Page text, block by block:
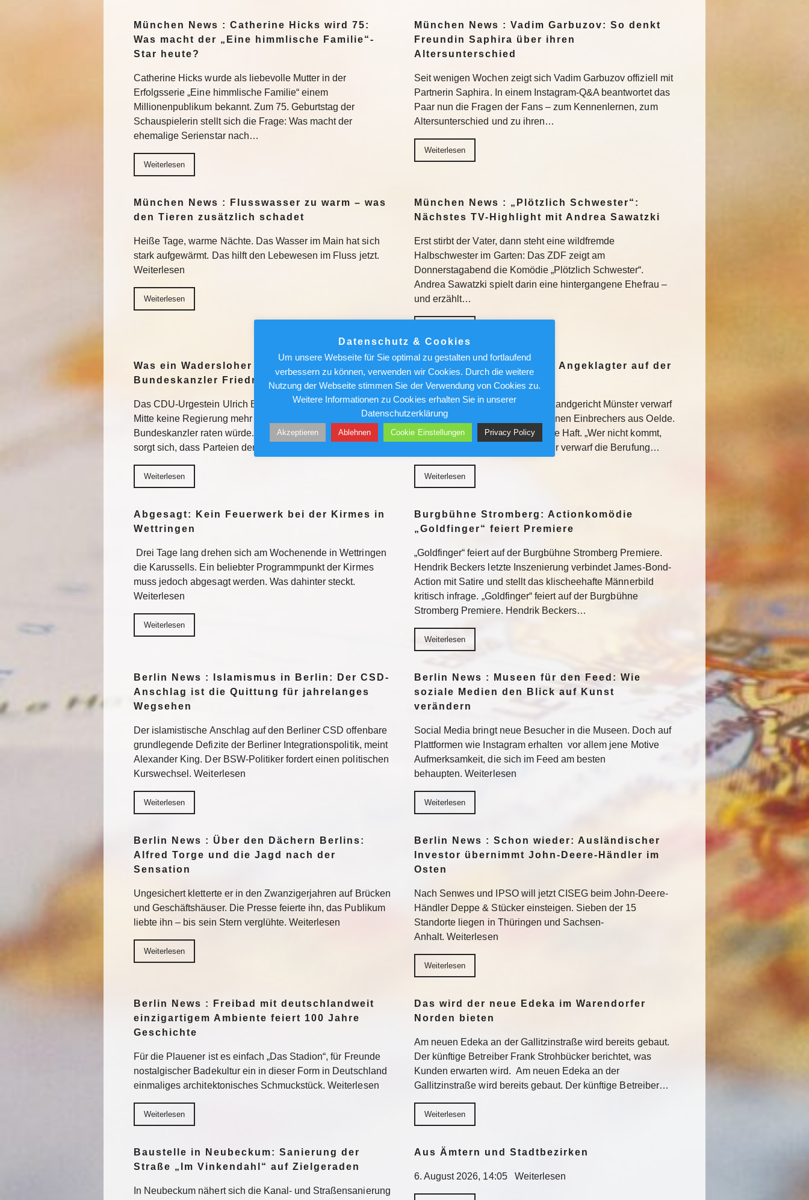
München News : Catherine Hicks wird 75:
Was macht der „Eine himmlische Familie“-
Star heute?
Catherine Hicks wurde als liebevolle Mutter in der
Erfolgsserie „Eine himmlische Familie“ einem
Millionenpublikum bekannt. Zum 75. Geburtstag der
Schauspielerin stellt sich die Frage: Was macht der
ehemalige Serienstar nach…
Weiterlesen
München News : Vadim Garbuzov: So denkt
Freundin Saphira über ihren
Altersunterschied
Seit wenigen Wochen zeigt sich Vadim Garbuzov offiziell mit
Partnerin Saphira. In einem Instagram-Q&A beantwortet das
Paar nun die Fragen der Fans – zum Kennenlernen, zum
Altersunterschied und zu ihren…
Weiterlesen
München News : Flusswasser zu warm – was
den Tieren zusätzlich schadet
Heiße Tage, warme Nächte. Das Wasser im Main hat sich
stark aufgewärmt. Das hilft den Lebewesen im Fluss jetzt.
Weiterlesen
Weiterlesen
München News : „Plötzlich Schwester“:
Nächstes TV-Highlight mit Andrea Sawatzki
Erst stirbt der Vater, dann steht eine wildfremde
Halbschwester im Garten: Das ZDF zeigt am
Donnerstagabend die Komödie „Plötzlich Schwester“.
Andrea Sawatzki spielt darin eine hintergangene Ehefrau –
und erzählt…
Was ein Wadersloher CDU-Urgestein dem
Bundeskanzler Friedrich Merz raten würde
Das CDU-Urgestein Ulrich Bösl sorgt sich, dass Parteien der
Mitte keine Regierung mehr bilden könnten. Was er dem
Bundeskanzler raten würde. Das CDU-Urgestein Ulrich Bösl
sorgt sich, dass Parteien der Mitte…
Weiterlesen
Einbruchsserie in Oelde: Angeklagter auf der
Flucht
„Wer nicht kommt, verliert“: Das Landgericht Münster verwarf
die Berufung eines verschwundenen Einbrechers aus Oelde.
Ihm drohen mindestens drei Jahre Haft. „Wer nicht kommt,
verliert“: Das Landgericht Münster verwarf die Berufung…
Weiterlesen
Abgesagt: Kein Feuerwerk bei der Kirmes in
Wettringen
Drei Tage lang drehen sich am Wochenende in Wettringen
die Karussells. Ein beliebter Programmpunkt der Kirmes
muss jedoch abgesagt werden. Was dahinter steckt.
Weiterlesen
Weiterlesen
Burgbühne Stromberg: Actionkomödie
„Goldfinger“ feiert Premiere
„Goldfinger“ feiert auf der Burgbühne Stromberg Premiere.
Hendrik Beckers letzte Inszenierung verbindet James-Bond-
Action mit Satire und stellt das klischeehafte Männerbild
kritisch infrage. „Goldfinger“ feiert auf der Burgbühne
Stromberg Premiere. Hendrik Beckers…
Weiterlesen
Berlin News : Islamismus in Berlin: Der CSD-
Anschlag ist die Quittung für jahrelanges
Wegsehen
Der islamistische Anschlag auf den Berliner CSD offenbare
grundlegende Defizite der Berliner Integrationspolitik, meint
Alexander King. Der BSW-Politiker fordert einen politischen
Kurswechsel. Weiterlesen
Weiterlesen
Berlin News : Museen für den Feed: Wie
soziale Medien den Blick auf Kunst
verändern
Social Media bringt neue Besucher in die Museen. Doch auf
Plattformen wie Instagram erhalten vor allem jene Motive
Aufmerksamkeit, die sich im Feed am besten
behaupten. Weiterlesen
Weiterlesen
Berlin News : Über den Dächern Berlins:
Alfred Torge und die Jagd nach der
Sensation
Ungesichert kletterte er in den Zwanzigerjahren auf Brücken
und Geschäftshäuser. Die Presse feierte ihn, das Publikum
liebte ihn – bis sein Stern verglühte. Weiterlesen
Weiterlesen
Berlin News : Schon wieder: Ausländischer
Investor übernimmt John-Deere-Händler im
Osten
Nach Senwes und IPSO will jetzt CISEG beim John-Deere-
Händler Deppe & Stücker einsteigen. Sieben der 15
Standorte liegen in Thüringen und Sachsen-
Anhalt. Weiterlesen
Weiterlesen
Berlin News : Freibad mit deutschlandweit
einzigartigem Ambiente feiert 100 Jahre
Geschichte
Für die Plauener ist es einfach „Das Stadion“, für Freunde
nostalgischer Badekultur ein in dieser Form in Deutschland
einmaliges architektonisches Schmuckstück. Weiterlesen
Weiterlesen
Das wird der neue Edeka im Warendorfer
Norden bieten
Am neuen Edeka an der Gallitzinstraße wird bereits gebaut.
Der künftige Betreiber Frank Strohbücker berichtet, was
Kunden erwarten wird. Am neuen Edeka an der
Gallitzinstraße wird bereits gebaut. Der künftige Betreiber…
Weiterlesen
Baustelle in Neubeckum: Sanierung der
Straße „Im Vinkendahl“ auf Zielgeraden
In Neubeckum nähert sich die Kanal- und Straßensanierung
Aus Ämtern und Stadtbezirken
6. August 2026, 14:05 Weiterlesen
Datenschutz & Cookies
Um unsere Webseite für Sie optimal zu gestalten und fortlaufend
verbessern zu können, verwenden wir Cookies. Durch die weitere
Nutzung der Webseite stimmen Sie der Verwendung von Cookies zu.
Weitere Informationen zu Cookies erhalten Sie in unserer
Datenschutzerklärung
Akzeptieren Ablehnen Cookie Einstellungen Privacy Policy